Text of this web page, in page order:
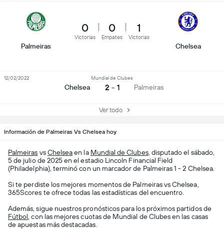
Palmeiras
0
Victorias
0
Empates
1
Victorias
Chelsea
Chelsea
Mundial de Clubes
2 - 1 Palmeiras
12/02/2022
Ver todo
Información de Palmeiras Vs Chelsea hoy
Palmeiras vsChelseaen la Mundial de Clubes, disputado el sábado,
5 de julio de 2025 en el estadio Lincoln Financial Field
(Philadelphia), terminó con un marcador de Palmeiras 1 - 2 Chelsea.
Si te perdiste los mejores momentos de Palmeiras vs Chelsea,
365Scores te ofrece todas las estadísticas del encuentro.
Además, sigue nuestros pronósticos para los próximos partidos de
Fútbol , con las mejores cuotas de Mundial de Clubes en las casas
de apuestas más destacadas.